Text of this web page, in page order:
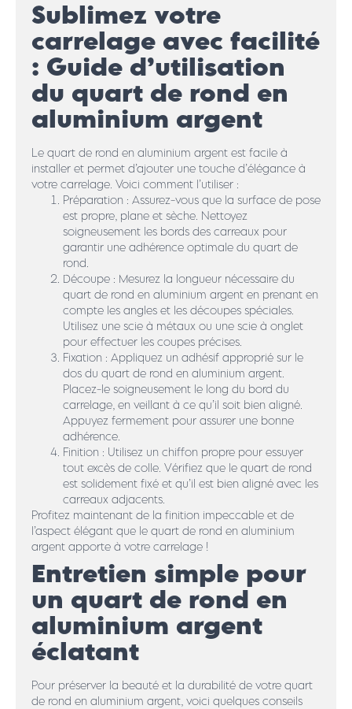
Sublimez votre
carrelage avec facilité
: Guide d’utilisation
du quart de rond en
aluminium argent
Le quart de rond en aluminium argent est facile à
installer et permet d’ajouter une touche d’élégance à
votre carrelage. Voici comment l’utiliser :
Préparation : Assurez-vous que la surface de pose
est propre, plane et sèche. Nettoyez
soigneusement les bords des carreaux pour
garantir une adhérence optimale du quart de
rond.
Découpe : Mesurez la longueur nécessaire du
quart de rond en aluminium argent en prenant en
compte les angles et les découpes spéciales.
Utilisez une scie à métaux ou une scie à onglet
pour effectuer les coupes précises.
Fixation : Appliquez un adhésif approprié sur le
dos du quart de rond en aluminium argent.
Placez-le soigneusement le long du bord du
carrelage, en veillant à ce qu’il soit bien aligné.
Appuyez fermement pour assurer une bonne
adhérence.
Finition : Utilisez un chiffon propre pour essuyer
tout excès de colle. Vérifiez que le quart de rond
est solidement fixé et qu’il est bien aligné avec les
carreaux adjacents.
Profitez maintenant de la finition impeccable et de
l’aspect élégant que le quart de rond en aluminium
argent apporte à votre carrelage !
Entretien simple pour
un quart de rond en
aluminium argent
éclatant
Pour préserver la beauté et la durabilité de votre quart
de rond en aluminium argent, voici quelques conseils